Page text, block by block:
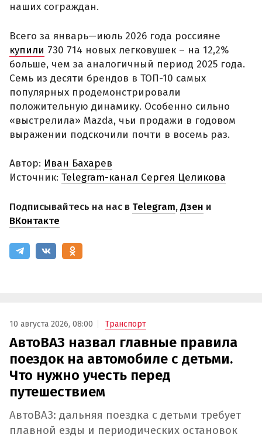
наших сограждан.
Всего за январь—июль 2026 года россияне
купили 730 714 новых легковушек – на 12,2%
больше, чем за аналогичный период 2025 года.
Семь из десяти брендов в ТОП-10 самых
популярных продемонстрировали
положительную динамику. Особенно сильно
«выстрелила» Mazda, чьи продажи в годовом
выражении подскочили почти в восемь раз.
Автор: Иван Бахарев
Источник: Telegram-канал Сергея Целикова
Подписывайтесь на нас в Telegram,Дзен и
ВКонтакте
10 августа 2026, 08:00 Транспорт
АвтоВАЗ назвал главные правила
поездок на автомобиле с детьми.
Что нужно учесть перед
путешествием
АвтоВАЗ: дальняя поездка с детьми требует
плавной езды и периодических остановок